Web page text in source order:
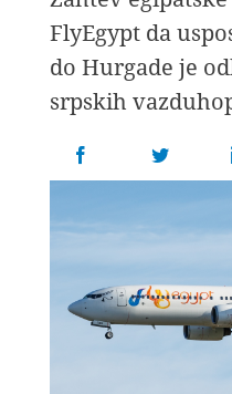
FOTO PRIČA
AGENT
Search
FlyEgypt da
do Hurgade je
srpskih